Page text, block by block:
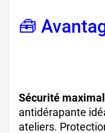
🧰
Sécurité
antidérapante
ateliers.